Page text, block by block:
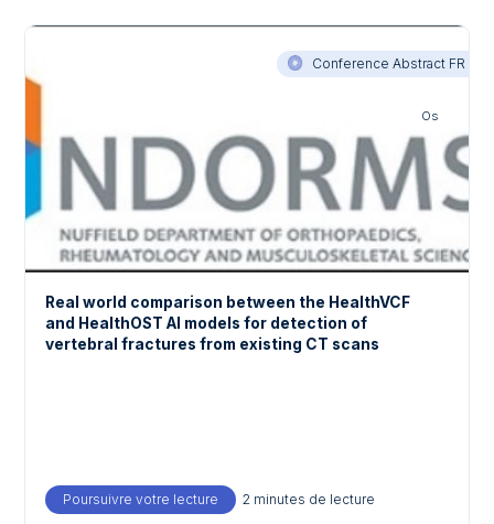
Conference Abstract FR
Os
Real world comparison between the HealthVCF
and HealthOST AI models for detection of
vertebral fractures from existing CT scans
Poursuivre votre lecture about Real world comparison between
2 minutes de lecture